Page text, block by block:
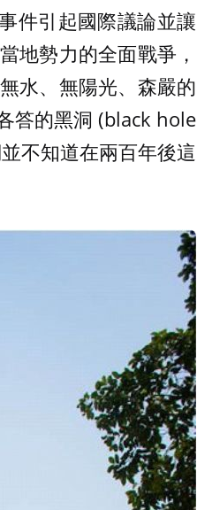
件引起國際議論並讓
地勢力的全面戰爭，
水、無陽光、森嚴的
答的黑洞 (black hole
不知道在兩百年後這